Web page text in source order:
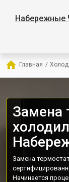
Набережные
Главная /
Замена
Замена
Начинается